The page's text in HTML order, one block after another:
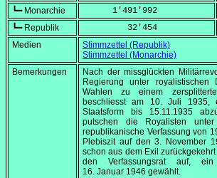
┗━ Monarchie
      1'491'992
┗━ Republik
         32'454
Medien
Stimmzettel (Republik)
Stimmzettel (Monarchie)
Bemerkungen
Nach der missglückten
Regierung unter
Wahlen zu einem
beschliesst am 10. Juli 1935,
Staatsform bis 15.11.1935
putschen die Royalisten
republikanische Verfassung von
Plebiszit auf den3. November
schon aus dem Exil zurückgekehrt
den Verfassungsrat auf,
16. Januar 1946 gewählt.